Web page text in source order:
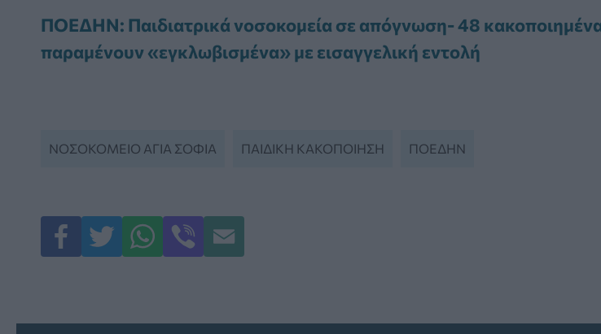
ΠΟΕΔΗΝ: Παιδιατρικά νοσοκομεία σε απόγνωση- 48
παραμένουν «εγκλωβισμένα» με εισαγγελική εντολή
ΝΟΣΟΚΟΜΕΊΟ ΑΓΊΑ ΣΟΦΊΑ ΠΑΙΔΙΚΉ ΚΑΚΟΠΟΊΗΣΗ ΠΟΕΔΗΝ